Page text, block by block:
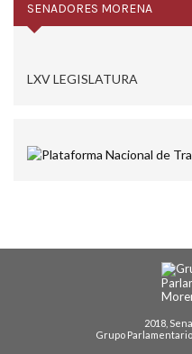
SENADORES MORENA
LXV LEGISLATURA
2018,
Grupo